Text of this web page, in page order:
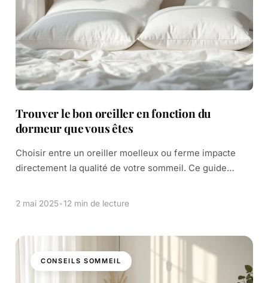
Trouver le bon oreiller en fonction du
dormeur que vous êtes
Choisir entre un oreiller moelleux ou ferme impacte
directement la qualité de votre sommeil. Ce guide
trouver l’oreiller idéal. De la densité du […]
2 mai 2025•12 min de lecture
CONSEILS SOMMEIL